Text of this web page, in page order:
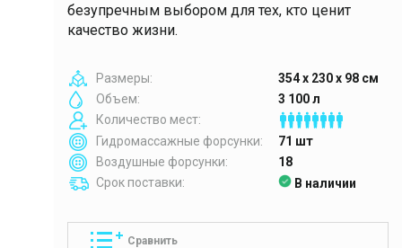
безупречным выбором для тех, кто ценит
качество жизни.
Размеры:
354 x 230 x 98 см
Объем:
3 100 л
Количество мест:
Гидромассажные форсунки:
71 шт
Воздушные форсунки:
18
Срок поставки:
В наличии
Сравнить